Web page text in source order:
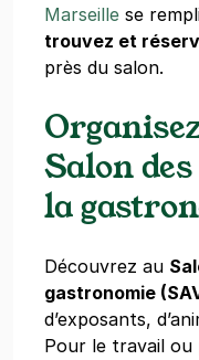
Marseille se
trouvez et
près du salon.
Salon
la
Découvrez au
gastronomie
d’exposants,
Pour le travail ou